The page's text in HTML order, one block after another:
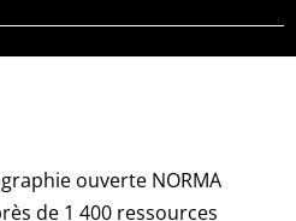
ouverte NORMA
de 1 400 ressources